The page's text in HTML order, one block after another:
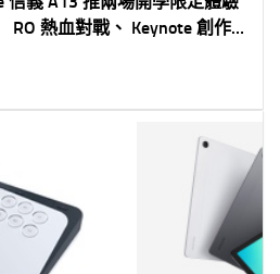
熱血對戰、 Keynote 創作一